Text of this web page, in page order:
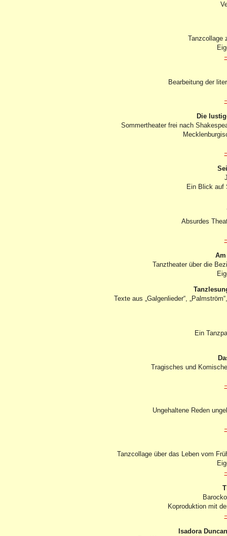
Tanzcollage
Bearbeitung der
Die
Sommertheater frei nach
Ein Blick auf
Absurdes
Tanztheater über die
Texte aus „Galgenlieder“,
Ein
Tragisches und
Ungehaltene Reden
Tanzcollage über das Leben vom
Koproduktion mit
Isadora